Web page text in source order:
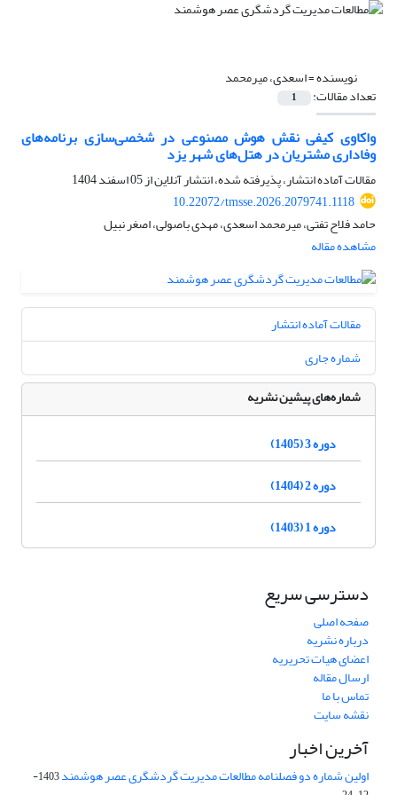
نویسنده =اسعدی، میرمحمد
تعداد مقالات: 1
واکاوی کیفی نقش هوش مصنوعی در شخصی‌سازی برنامه‌های
وفاداری مشتریان در هتل‌های شهر یزد
مقالات آماده انتشار، پذیرفته شده، انتشار آنلاین از05 اسفند 1404
10.22072/tmsse.2026.2079741.1118
حامد فلاح تفتی، میرمحمد اسعدی، مهدی باصولی، اصغر نبیل
مشاهده مقاله
مقالات آماده انتشار
شماره جاری
شماره‌های پیشین نشریه
دوره 3 (1405)
دوره 2 (1404)
دوره 1 (1403)
دسترسی سریع
صفحه اصلی
درباره نشریه
اعضای هیات تحریریه
ارسال مقاله
تماس با ما
نقشه سایت
آخرین اخبار
اولین شماره دو فصلنامه مطالعات مدیریت گردشگری عصر هوشمند
1403-